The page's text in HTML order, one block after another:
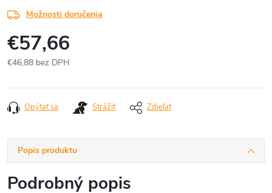
Možnosti doručenia
€57,66
€46,88 bez DPH
cena:
Opýtať sa Strážiť Zdieľať
Popis produktu
Podrobný popis